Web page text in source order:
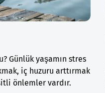
Günlük yaşamın stres
iç huzuru arttırmak
önlemler vardır.